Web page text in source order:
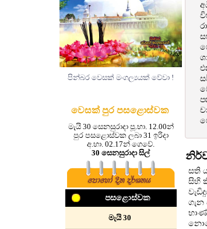
පින්බර වෙසක් මංගල්‍යයක් වේවා !
වෙසක් පුර පසළොස්වක
මැයි 30 සෙනසුරාදා පූ.භා. 12.00න්
පුර පසළොස්වක ලබා 31 ඉරිදා
අ.භා. 02.17න් ගෙවේ.
30 සෙනසුරාදා සිල්
පසළොස්වක
‍මැයි 30
සති
සිහි